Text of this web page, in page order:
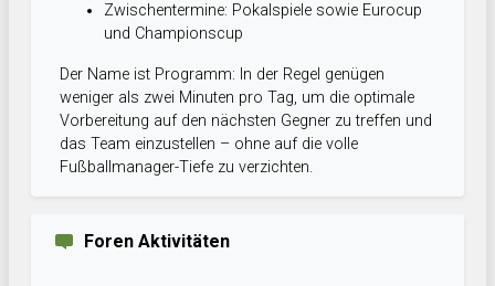
Zwischentermine: Pokalspiele sowie Eurocup
und Championscup
Der Name ist Programm: In der Regel genügen
weniger als zwei Minuten pro Tag, um die optimale
Vorbereitung auf den nächsten Gegner zu treffen und
das Team einzustellen – ohne auf die volle
Fußballmanager-Tiefe zu verzichten.
Foren Aktivitäten